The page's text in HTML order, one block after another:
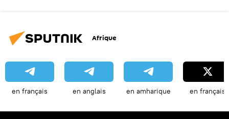
Afrique
en français en anglais en amharique en français